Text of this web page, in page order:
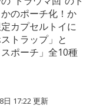
かのポーチ化！か
カプセルトイに
ストラップ」と
スポーチ」全10種
日 17:22更新